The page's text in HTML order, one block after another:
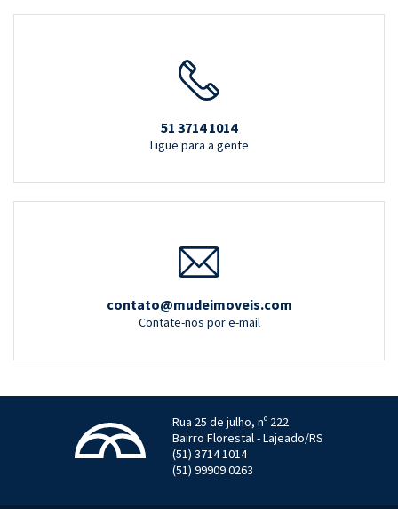
51 3714 1014
Ligue para a gente
contato@mudeimoveis.com
Contate-nos por e-mail
Rua 25 de julho, nº 222
Bairro Florestal - Lajeado/RS
(51) 3714 1014
(51) 99909 0263